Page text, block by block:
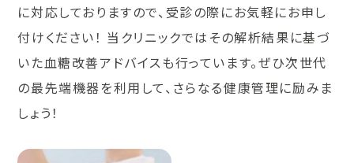
に対応しておりますので、受診の際にお気軽にお申し
付けください！ 当クリニックではその解析結果に基づ
いた血糖改善アドバイスも行っています。ぜひ次世代
の最先端機器を利用して、さらなる健康管理に励みま
しょう！